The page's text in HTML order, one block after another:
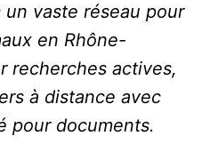
vaste réseau pour
en Rhône-
recherches actives,
à distance avec
pour documents.